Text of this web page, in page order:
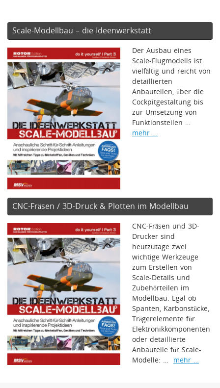
Scale-Modellbau – die Ideenwerkstatt
Der Ausbau eines
Scale-Flugmodells ist
vielfältig und reicht von
detaillierten
Anbauteilen, über die
Cockpitgestaltung bis
zur Umsetzung von
Funktionsteilen …
mehr …
CNC-Fräsen / 3D-Druck & Plotten im Modellbau
CNC-Fräsen und 3D-
Drucker sind
heutzutage zwei
wichtige Werkzeuge
zum Erstellen von
Scale-Details und
Zubehörteilen im
Modellbau. Egal ob
Spanten, Karbonstücke,
Trägerelemente für
Elektronikkomponenten
oder detaillierte
Anbauteile für Scale-
Modelle: … mehr …